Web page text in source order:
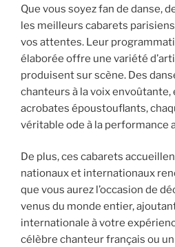
Que vous soyez fan de danse,
les meilleurs cabarets
vos attentes. Leur
élaborée offre une variété
produisent sur scène. Des
chanteurs à la voix envoûtante,
acrobates époustouflants,
véritable ode à la performance
De plus, ces cabarets
nationaux et internationaux
que vous aurez l’occasion de
venus du monde entier,
internationale à votre
célèbre chanteur français ou